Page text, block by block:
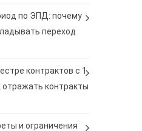
по ЭПД: почему
переход
контрактов с 1
отражать контракты
и ограничения